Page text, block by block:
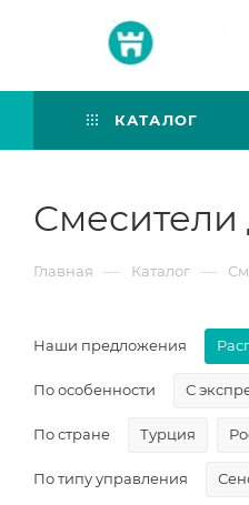
КАТАЛОГ
Главная — Каталог —
Наши предложения
По особенности С
По стране Турция
По типу управления